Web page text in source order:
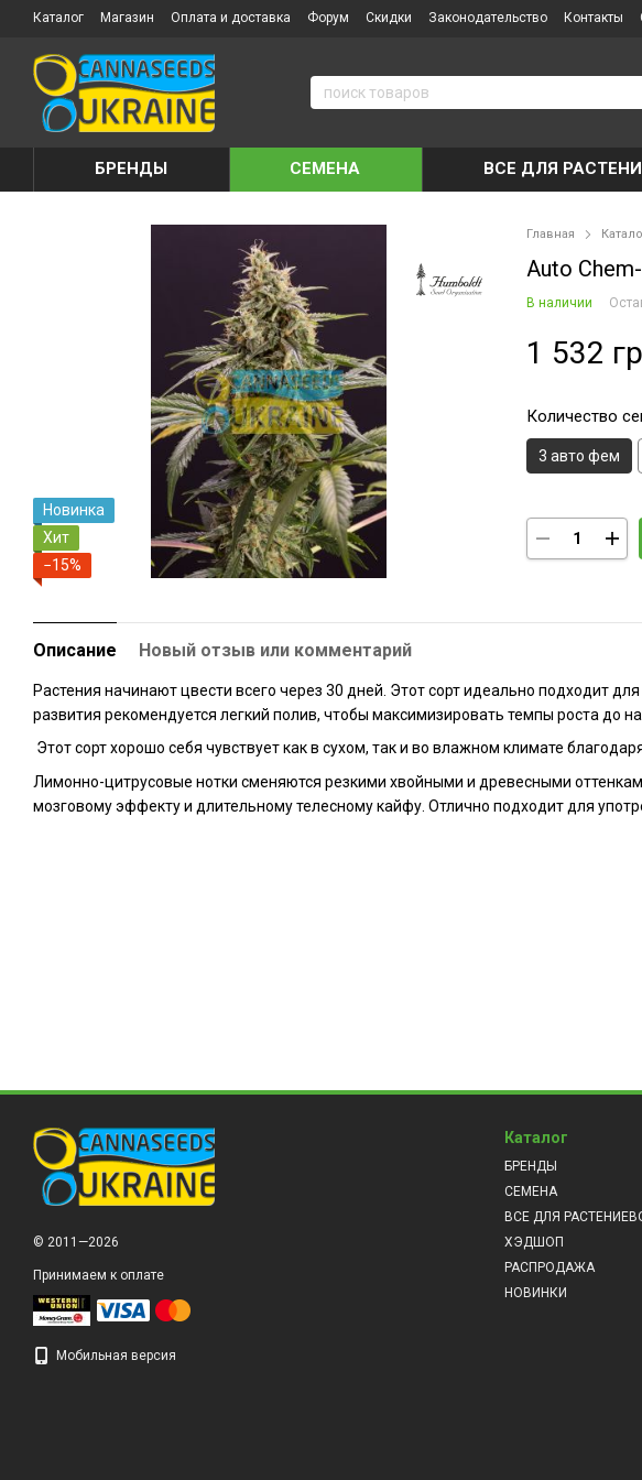
Каталог Магазин Оплата и доставка Форум Скидки Законодательство Контакты
БРЕНДЫ СЕМЕНА ВСЕ ДЛЯ
Новинка
Хит
−15%
Главная
Auto
В наличии
1 532
Количество
3 авто фем
Описание Новый отзыв или комментарий
Растения начинают цвести всего через 30 дней. Этот сорт идеально подходит
развития рекомендуется легкий полив, чтобы максимизировать темпы роста до
Этот сорт хорошо себя чувствует как в сухом, так и во влажном климате
Лимонно-цитрусовые нотки сменяются резкими хвойными и древесными
мозговому эффекту и длительному телесному кайфу. Отлично подходит для
© 2011—2026
Принимаем к оплате
Мобильная версия
Каталог
БРЕНДЫ
СЕМЕНА
ВСЕ ДЛЯ
ХЭДШОП
РАСПРОДАЖА
НОВИНКИ